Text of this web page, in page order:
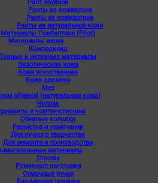
Рант обувной
Ранты из кожвалона
Ранты из кожкартона
Ранты из натуральной кожи
Материалы Прибалтика (Pilot)
Материалы верха
Кожподклад
Тканые и нетканые материалы
Экзотическая кожа
Кожа искуственная
Кожа одежная
Мех
обувной (натуральная кожа)
Чепрак
и комплектующие
Обувные колодки
Разметка и намечания
Для ручного творчества
Для ремонта и производства
материалы
Стропы
Ременные заготовки
Сумочные ручки